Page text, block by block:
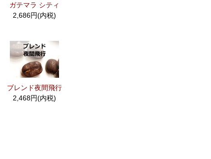
ガテマラ シティ
2,686円(内税)
ブレンド夜間飛行
2,468円(内税)